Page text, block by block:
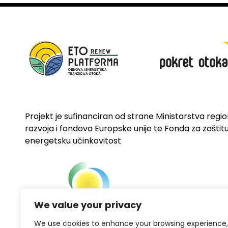
We value your privacy
We use cookies to enhance your browsing experience,
Projekt je sufinanciran od strane Ministarstva
razvoja i fondova Europske unije te Fonda za
energetsku učinkovitost